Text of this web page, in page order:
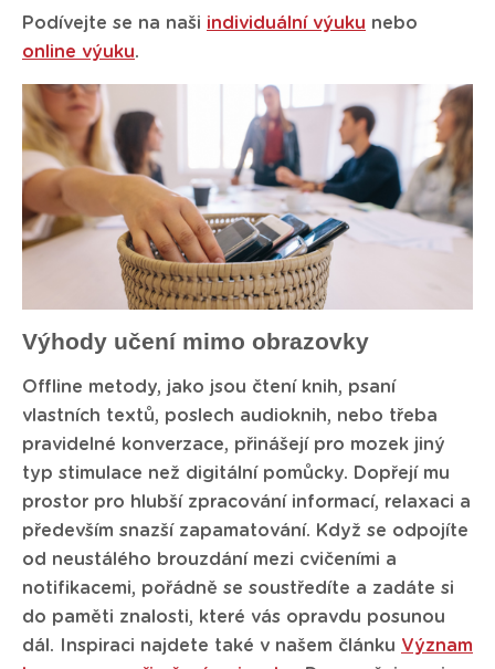
Podívejte se na naši individuální výuku nebo
online výuku.
Výhody učení mimo obrazovky
Offline metody, jako jsou čtení knih, psaní
vlastních textů, poslech audioknih, nebo třeba
pravidelné konverzace, přinášejí pro mozek jiný
typ stimulace než digitální pomůcky. Dopřejí mu
prostor pro hlubší zpracování informací, relaxaci a
především snazší zapamatování. Když se odpojíte
od neustálého brouzdání mezi cvičeními a
notifikacemi, pořádně se soustředíte a zadáte si
do paměti znalosti, které vás opravdu posunou
dál. Inspiraci najdete také v našem článku Význam